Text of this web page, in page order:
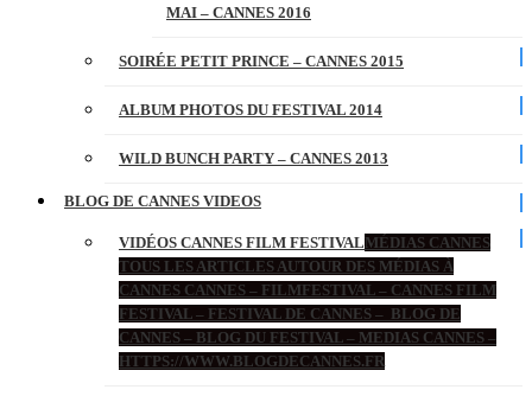
MAI – CANNES 2016
SOIRÉE PETIT PRINCE – CANNES 2015
ALBUM PHOTOS DU FESTIVAL 2014
WILD BUNCH PARTY – CANNES 2013
BLOG DE CANNES VIDEOS
VIDÉOS CANNES FILM FESTIVALMÉDIAS CANNES
TOUS LES ARTICLES AUTOUR DES MÉDIAS À
CANNES CANNES – FILMFESTIVAL – CANNES FILM
FESTIVAL – FESTIVAL DE CANNES – BLOG DE
CANNES – BLOG DU FESTIVAL – MEDIAS CANNES –
HTTPS://WWW.BLOGDECANNES.FR